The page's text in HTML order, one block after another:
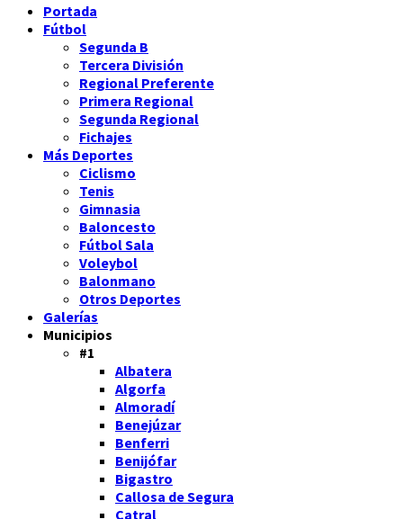
Portada
Fútbol
Segunda B
Tercera División
Regional Preferente
Primera Regional
Segunda Regional
Fichajes
Más Deportes
Ciclismo
Tenis
Gimnasia
Baloncesto
Fútbol Sala
Voleybol
Balonmano
Otros Deportes
Galerías
Municipios
#1
Albatera
Algorfa
Almoradí
Benejúzar
Benferri
Benijófar
Bigastro
Callosa de Segura
Catral